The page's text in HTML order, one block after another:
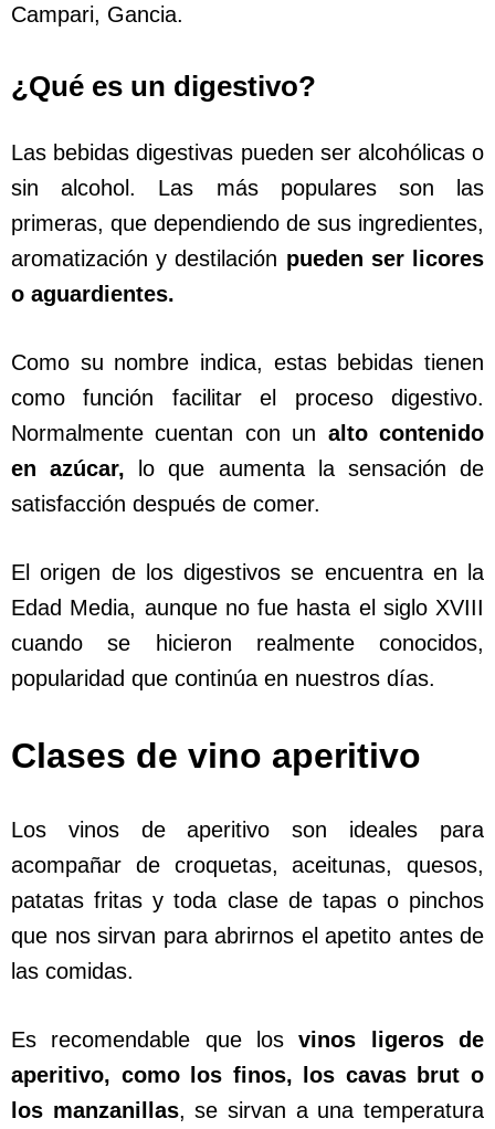
Campari, Gancia.
¿Qué es un digestivo?
Las bebidas digestivas pueden ser alcohólicas o
sin alcohol. Las más populares son las
primeras, que dependiendo de sus ingredientes,
aromatización y destilación pueden ser licores
o aguardientes.
Como su nombre indica, estas bebidas tienen
como función facilitar el proceso digestivo.
Normalmente cuentan con un alto contenido
en azúcar, lo que aumenta la sensación de
satisfacción después de comer.
El origen de los digestivos se encuentra en la
Edad Media, aunque no fue hasta el siglo XVIII
cuando se hicieron realmente conocidos,
popularidad que continúa en nuestros días.
Clases de vino aperitivo
Los vinos de aperitivo son ideales para
acompañar de croquetas, aceitunas, quesos,
patatas fritas y toda clase de tapas o pinchos
que nos sirvan para abrirnos el apetito antes de
las comidas.
Es recomendable que los vinos ligeros de
aperitivo, como los finos, los cavas brut o
los manzanillas, se sirvan a una temperatura